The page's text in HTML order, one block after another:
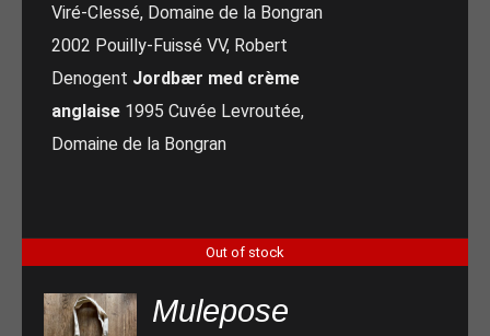
Viré-Clessé, Domaine de la Bongran
2002 Pouilly-Fuissé VV, Robert
Denogent Jordbær med crème
anglaise 1995 Cuvée Levroutée,
Domaine de la Bongran
Out of stock
Mulepose